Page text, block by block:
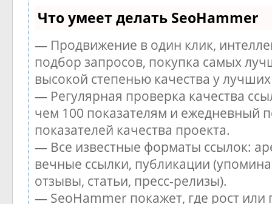
Что умеет делать SeoHammer
— Продвижение в один клик,
подбор запросов, покупка самых
высокой степенью качества у
— Регулярная проверка качества
чем 100 показателям и ежедневный
показателей качества проекта.
— Все известные форматы ссылок:
вечные ссылки, публикации
отзывы, статьи, пресс-релизы).
— SeoHammer покажет, где рост или